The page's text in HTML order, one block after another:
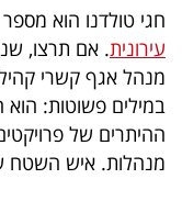
ספורט
קריירה
ולימודים
מינויים
חגי טולדנו הוא
עירונית. אם תרצו,
מנהל אגף קשרי
במילים פשוטות:
מנהלות. איש השטח